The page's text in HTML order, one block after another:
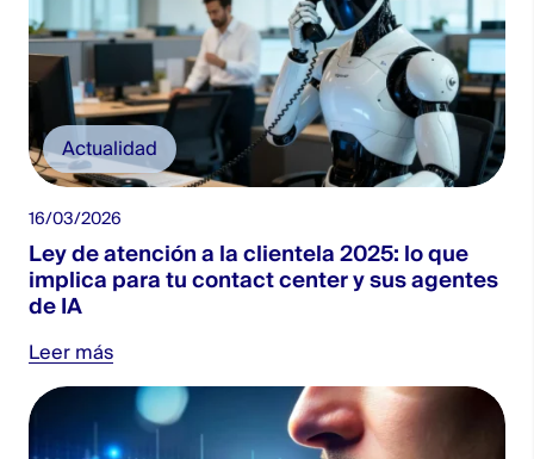
Actualidad
16/03/2026
Ley de atención a la clientela 2025: lo que
implica para tu contact center y sus agentes
de IA
Leer más